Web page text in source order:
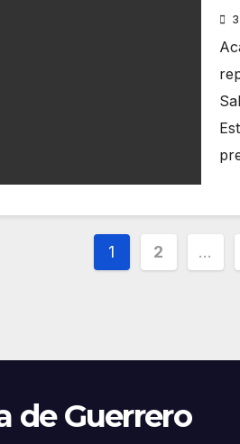
Paginación
1 2 …
de Guerrero